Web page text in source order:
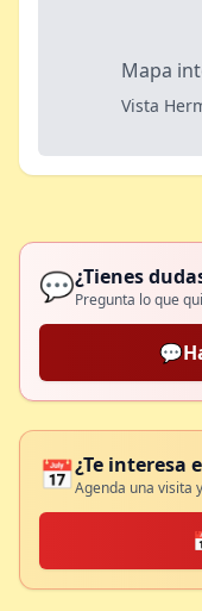
Mapa
Vista
💬¿Tienes
Pregunta lo que
💬
📅¿Te interesa
Agenda una visita